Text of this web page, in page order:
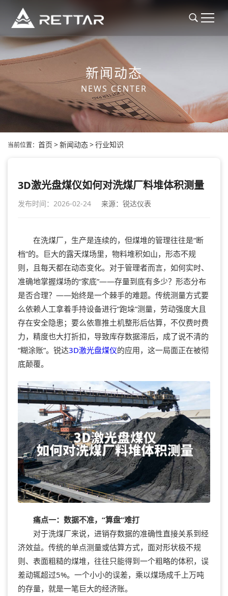
新闻动态
NEWS CENTER
当前位置： 首页 >新闻动态>行业知识
3D激光盘煤仪如何对洗煤厂料堆体积测量
发布时间：2026-02-24 来源：锐达仪表
在洗煤厂，生产是连续的，但煤堆的管理往往是“断
档”的。巨大的露天煤场里，物料堆积如山，形态不规
则，且每天都在动态变化。对于管理者而言，如何实时、
准确地掌握煤场的“家底”——存量到底有多少？形态分布
是否合理？——始终是一个棘手的难题。传统测量方式要
么依赖人工拿着手持设备进行“跑垛”测量，劳动强度大且
存在安全隐患；要么依靠推土机整形后估算，不仅费时费
力，精度也大打折扣，导致库存数据滞后，成了说不清的
“糊涂账”。锐达3D激光盘煤仪的应用，这一局面正在被彻
底颠覆。
痛点一：数据不准，“算盘”难打
对于洗煤厂来说，进销存数据的准确性直接关系到经
济效益。传统的单点测量或估算方式，面对形状极不规
则、表面粗糙的煤堆，往往只能得到一个粗略的体积，误
差动辄超过5%。一个小小的误差，乘以煤场成千上万吨
的存量，就是一笔巨大的经济账。